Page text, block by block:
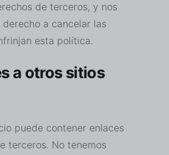
de terceros, y nos
derecho a cancelar las
esta política.
a otros sitios
puede contener enlaces
terceros. No tenemos